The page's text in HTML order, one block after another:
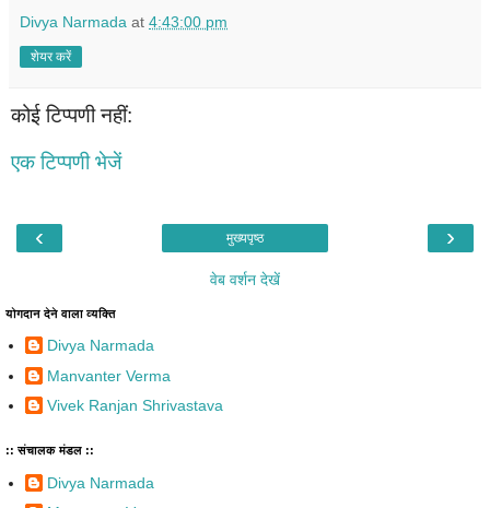
Divya Narmada at 4:43:00 pm
शेयर करें
कोई टिप्पणी नहीं:
एक टिप्पणी भेजें
‹ ›
मुख्यपृष्ठ
वेब वर्शन देखें
योगदान देने वाला व्यक्ति
Divya Narmada
Manvanter Verma
Vivek Ranjan Shrivastava
:: संचालक मंडल ::
Divya Narmada